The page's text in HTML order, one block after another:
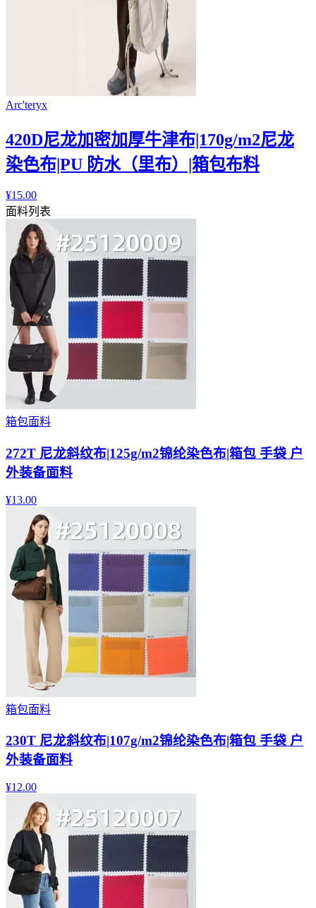
Arc'teryx
420D尼龙加密加厚牛津布|170g/m2尼龙
染色布|PU 防水（里布）|箱包布料
¥15.00
面料列表
箱包面料
272T 尼龙斜纹布|125g/m2锦纶染色布|箱包 手袋 户
外装备面料
¥13.00
箱包面料
230T 尼龙斜纹布|107g/m2锦纶染色布|箱包 手袋 户
外装备面料
¥12.00